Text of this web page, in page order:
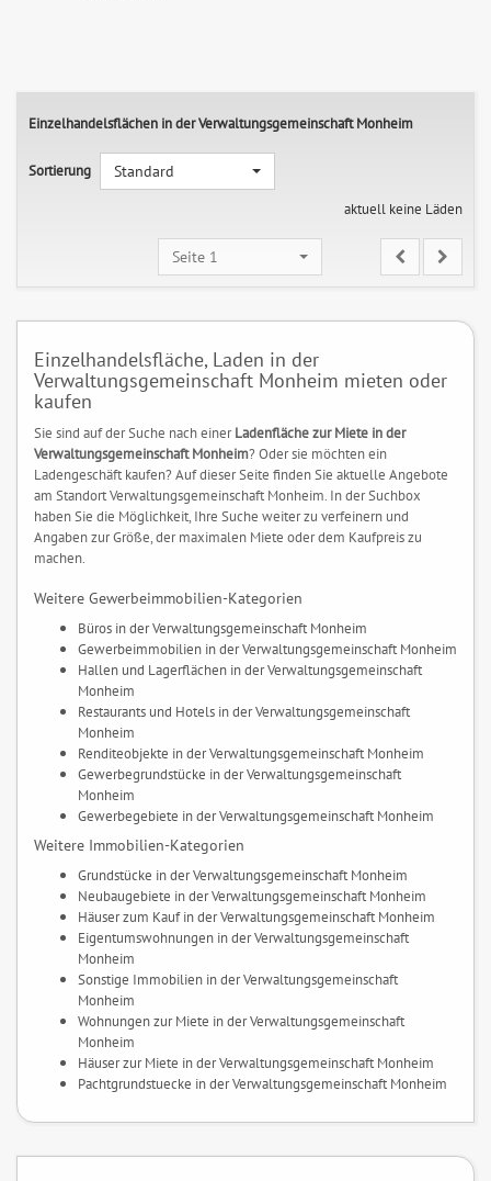
Einzelhandelsflächen in der Verwaltungsgemeinschaft Monheim
Sortierung
Standard
aktuell keine Läden
Seite 1
Einzelhandelsfläche, Laden in der
Verwaltungsgemeinschaft Monheim mieten oder
kaufen
Sie sind auf der Suche nach einerLadenfläche zur Miete in der
Verwaltungsgemeinschaft Monheim? Oder sie möchten ein
Ladengeschäft kaufen? Auf dieser Seite finden Sie aktuelle Angebote
am Standort Verwaltungsgemeinschaft Monheim. In der Suchbox
haben Sie die Möglichkeit, Ihre Suche weiter zu verfeinern und
Angaben zur Größe, der maximalen Miete oder dem Kaufpreis zu
machen.
Weitere Gewerbeimmobilien-Kategorien
Büros in der Verwaltungsgemeinschaft Monheim
Gewerbeimmobilien in der Verwaltungsgemeinschaft Monheim
Hallen und Lagerflächen in der Verwaltungsgemeinschaft
Monheim
Restaurants und Hotels in der Verwaltungsgemeinschaft
Monheim
Renditeobjekte in der Verwaltungsgemeinschaft Monheim
Gewerbegrundstücke in der Verwaltungsgemeinschaft
Monheim
Gewerbegebiete in der Verwaltungsgemeinschaft Monheim
Weitere Immobilien-Kategorien
Grundstücke in der Verwaltungsgemeinschaft Monheim
Neubaugebiete in der Verwaltungsgemeinschaft Monheim
Häuser zum Kauf in der Verwaltungsgemeinschaft Monheim
Eigentumswohnungen in der Verwaltungsgemeinschaft
Monheim
Sonstige Immobilien in der Verwaltungsgemeinschaft
Monheim
Wohnungen zur Miete in der Verwaltungsgemeinschaft
Monheim
Häuser zur Miete in der Verwaltungsgemeinschaft Monheim
Pachtgrundstuecke in der Verwaltungsgemeinschaft Monheim